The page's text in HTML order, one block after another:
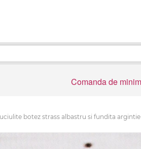
Comanda de
botez strass albastru si fundita argintie